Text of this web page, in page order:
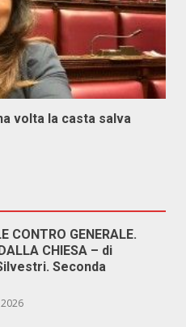
volta la casta salva
CONTRO GENERALE.
CHIESA – di
Seconda